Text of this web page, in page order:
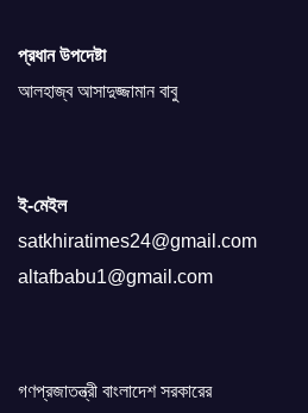
প্রধান উপদেষ্টা
আলহাজ্ব আসাদুজ্জামান বাবু
ই-মেইল
satkhiratimes24@gmail.com
altafbabu1@gmail.com
গণপ্রজাতন্ত্রী বাংলাদেশ সরকারের